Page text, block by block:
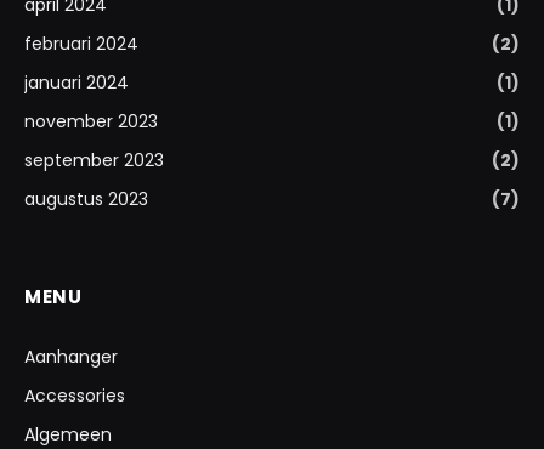
februari 2024
(2)
januari 2024
(1)
november 2023
(1)
september 2023
(2)
augustus 2023
(7)
MENU
Aanhanger
Accessories
Algemeen